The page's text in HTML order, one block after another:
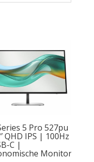
5 Pro 527pu
QHD IPS | 100Hz
C |
Monitor